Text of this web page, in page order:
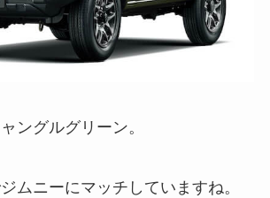
ングルグリーン。
ムニーにマッチしていますね。